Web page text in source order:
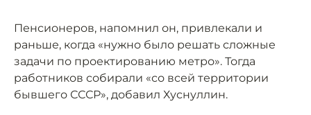
Пенсионеров, напомнил он, привлекали и
раньше, когда «нужно было решать сложные
задачи по проектированию метро». Тогда
работников собирали «со всей территории
бывшего СССР», добавил Хуснуллин.